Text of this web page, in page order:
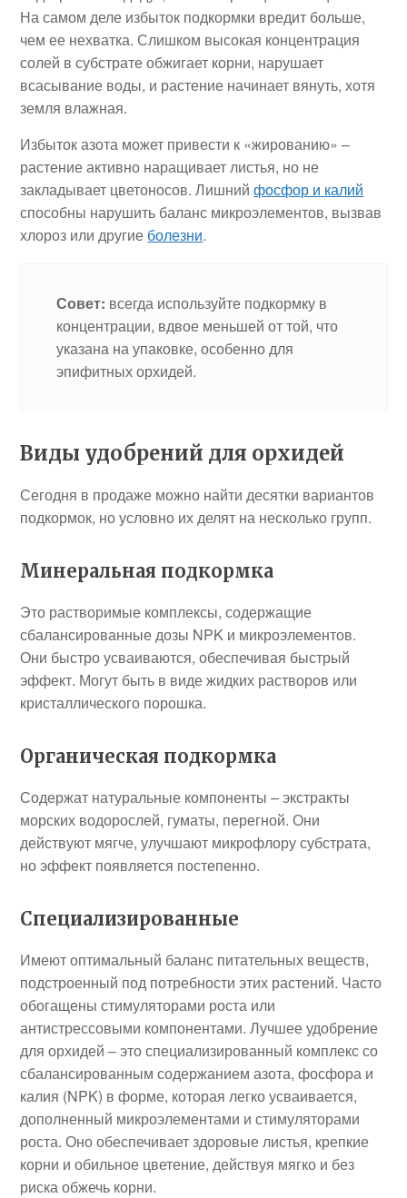
На самом деле избыток подкормки вредит больше,
чем ее нехватка. Слишком высокая концентрация
солей в субстрате обжигает корни, нарушает
всасывание воды, и растение начинает вянуть, хотя
земля влажная.
Избыток азота может привести к «жированию» –
растение активно наращивает листья, но не
закладывает цветоносов. Лишнийфосфор и калий
способны нарушить баланс микроэлементов, вызвав
хлороз или другие болезни.
Совет: всегда используйте подкормку в
концентрации, вдвое меньшей от той, что
указана на упаковке, особенно для
эпифитных орхидей.
Виды удобрений для орхидей
Сегодня в продаже можно найти десятки вариантов
подкормок, но условно их делят на несколько групп.
Минеральная подкормка
Это растворимые комплексы, содержащие
сбалансированные дозы NPK и микроэлементов.
Они быстро усваиваются, обеспечивая быстрый
эффект. Могут быть в виде жидких растворов или
кристаллического порошка.
Органическая подкормка
Содержат натуральные компоненты – экстракты
морских водорослей, гуматы, перегной. Они
действуют мягче, улучшают микрофлору субстрата,
но эффект появляется постепенно.
Специализированные
Имеют оптимальный баланс питательных веществ,
подстроенный под потребности этих растений. Часто
обогащены стимуляторами роста или
антистрессовыми компонентами. Лучшее удобрение
для орхидей – это специализированный комплекс со
сбалансированным содержанием азота, фосфора и
калия (NPK) в форме, которая легко усваивается,
дополненный микроэлементами и стимуляторами
роста. Оно обеспечивает здоровые листья, крепкие
корни и обильное цветение, действуя мягко и без
риска обжечь корни.